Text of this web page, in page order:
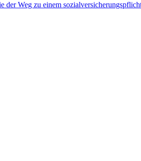
Weg zu einem